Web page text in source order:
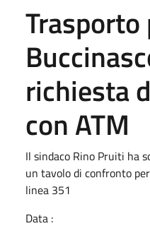
richiesta
con ATM
Il sindaco Rino Pruiti ha
un tavolo di confronto
linea 351
Data :